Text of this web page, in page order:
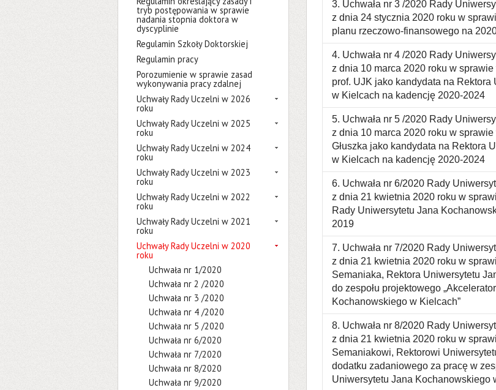
tryb postępowania w sprawie
nadania stopnia doktora w
dyscyplinie
Regulamin Szkoły Doktorskiej
Regulamin pracy
Porozumienie w sprawie zasad
wykonywania pracy zdalnej
Uchwały Rady Uczelni w 2026
roku
Uchwały Rady Uczelni w 2025
roku
Uchwały Rady Uczelni w 2024
roku
Uchwały Rady Uczelni w 2023
roku
Uchwały Rady Uczelni w 2022
roku
Uchwały Rady Uczelni w 2021
roku
Uchwały Rady Uczelni w 2020
roku
Uchwała nr 1/2020
Uchwała nr 2 /2020
Uchwała nr 3 /2020
Uchwała nr 4 /2020
Uchwała nr 5 /2020
Uchwała nr 6/2020
Uchwała nr 7/2020
Uchwała nr 8/2020
Uchwała nr 9/2020
3. Uchwała nr 3 /2020 Rady
z dnia 24 stycznia 2020 roku w
planu rzeczowo-finansowego na
4. Uchwała nr 4 /2020 Rady
z dnia 10 marca 2020 roku w
prof. UJK jako kandydata na
w Kielcach na kadencję 2020-2024
5. Uchwała nr 5 /2020 Rady
z dnia 10 marca 2020 roku w
Głuszka jako kandydata na Rektora
w Kielcach na kadencję 2020-2024
6. Uchwała nr 6/2020 Rady
z dnia 21 kwietnia 2020 roku w
Rady Uniwersytetu Jana
2019
7. Uchwała nr 7/2020 Rady
z dnia 21 kwietnia 2020 roku w
Semaniaka, Rektora Uniwersytetu
do zespołu projektowego
Kochanowskiego w Kielcach”
8. Uchwała nr 8/2020 Rady
z dnia 21 kwietnia 2020 roku w
Semaniakowi, Rektorowi
dodatku zadaniowego za pracę w
Uniwersytetu Jana Kochanowskiego